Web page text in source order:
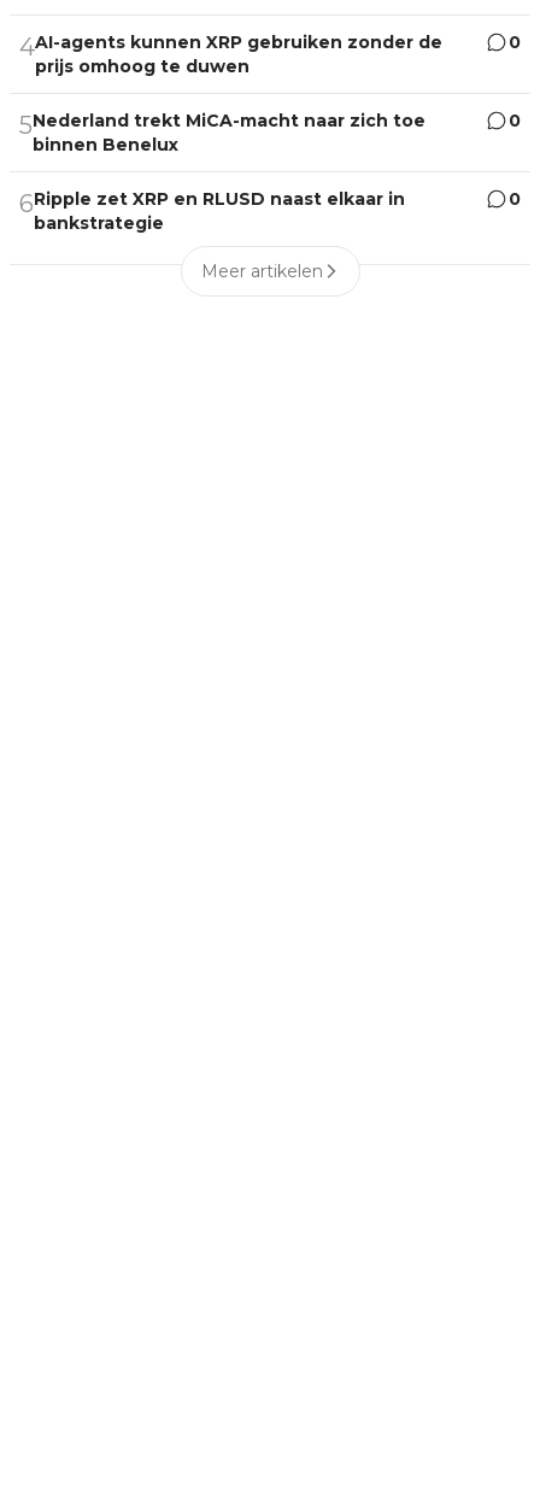
4AI-agents kunnen XRP gebruiken zonder de
prijs omhoog te duwen
0
5Nederland trekt MiCA-macht naar zich toe
binnen Benelux
0
6Ripple zet XRP en RLUSD naast elkaar in
bankstrategie
0
Meer artikelen